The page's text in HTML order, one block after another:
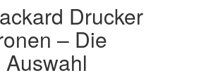
Drucker
– Die